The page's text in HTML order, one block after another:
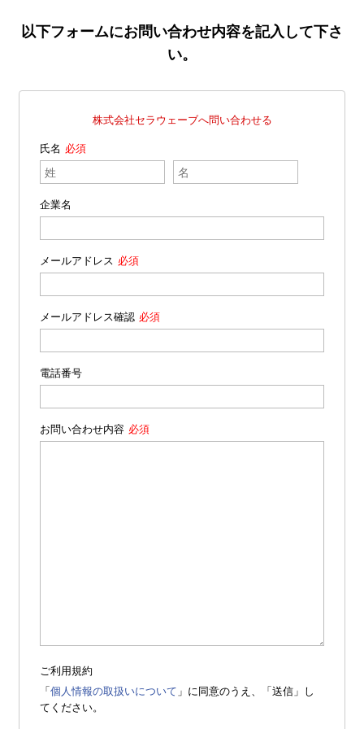
以下フォームにお問い合わせ内容を記入して下さ
い。
株式会社セラウェーブへ問い合わせる
氏名
企業名
メールアドレス
メールアドレス確認
電話番号
お問い合わせ内容
ご利用規約
「個人情報の取扱いについて 」に同意のうえ、「送信」し
てください。